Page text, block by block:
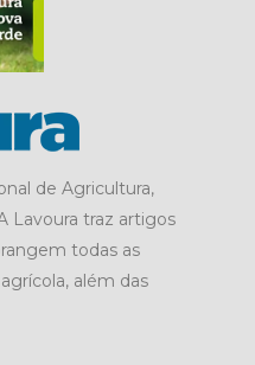
de Agricultura,
Lavoura traz artigos
todas as
além das